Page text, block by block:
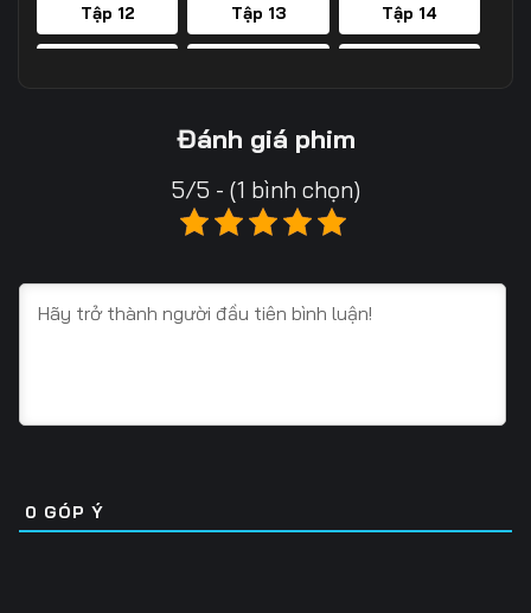
Tập 12 Tập 13 Tập 14
Tập 25
Tập 30 Tập 31
Tập 36 Tập 37 Tập 38
Tập 42 Tập 43 Tập 44
Đánh giá phim
5/5 - (1 bình chọn)
0 GÓP Ý